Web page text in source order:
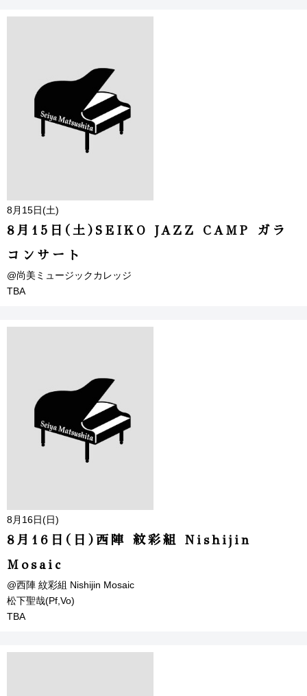
8月15日(土)
8月15日(土)SEIKO JAZZ CAMP ガラ
コンサート
@尚美ミュージックカレッジ
TBA
8月16日(日)
8月16日(日)西陣 紋彩組 Nishijin
Mosaic
@西陣 紋彩組 Nishijin Mosaic
松下聖哉(Pf,Vo)
TBA